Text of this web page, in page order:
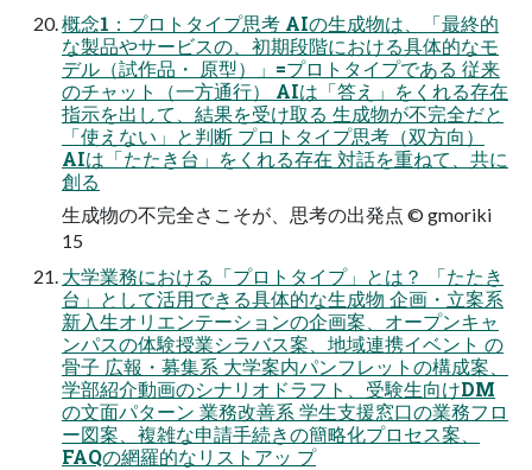
概念1：プロトタイプ思考 AIの生成物は、「最終的
な製品やサービスの、初期段階における具体的なモ
デル（試作品・ 原型）」=プロトタイプである 従来
のチャット（一方通行） AIは「答え」をくれる存在
指示を出して、結果を受け取る 生成物が不完全だと
「使えない」と判断 プロトタイプ思考（双方向）
AIは「たたき台」をくれる存在 対話を重ねて、共に
創る
生成物の不完全さこそが、思考の出発点 © gmoriki
15
大学業務における「プロトタイプ」とは？ 「たたき
台」として活用できる具体的な生成物 企画・立案系
新入生オリエンテーションの企画案、オープンキャ
ンパスの体験授業シラバス案、地域連携イベント の
骨子 広報・募集系 大学案内パンフレットの構成案、
学部紹介動画のシナリオドラフト、受験生向けDM
の文面パターン 業務改善系 学生支援窓口の業務フロ
ー図案、複雑な申請手続きの簡略化プロセス案、
FAQの網羅的なリストアッ プ